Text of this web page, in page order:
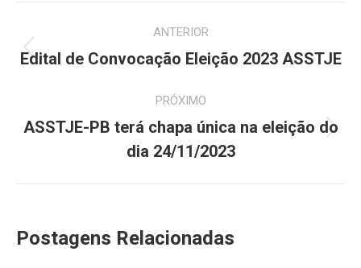
de
ANTERIOR
Post
Edital de Convocação Eleição 2023 ASSTJE
PRÓXIMO
Próximo
post:
ASSTJE-PB terá chapa única na eleição do
dia 24/11/2023
Postagens Relacionadas